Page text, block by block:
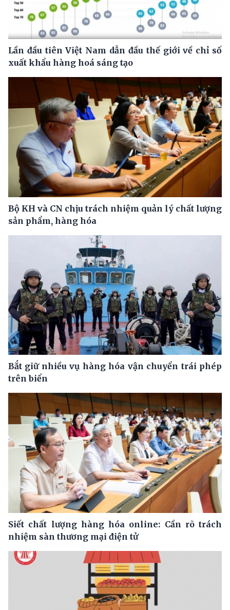
Lần đầu tiên Việt Nam dẫn đầu thế giới về chỉ số
xuất khẩu hàng hoá sáng tạo
Bộ KH và CN chịu trách nhiệm quản lý chất lượng
sản phẩm, hàng hóa
Bắt giữ nhiều vụ hàng hóa vận chuyển trái phép
trên biển
Siết chất lượng hàng hóa online: Cần rõ trách
nhiệm sàn thương mại điện tử